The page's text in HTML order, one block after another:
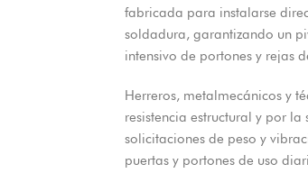
fabricada para instalarse
soldadura, garantizando un
intensivo de portones y rejas
Herreros, metalmecánicos y
resistencia estructural y por
solicitaciones de peso y
puertas y portones de uso